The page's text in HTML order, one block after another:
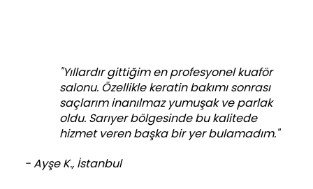
"Yıllardır gittiğim en profesyonel kuaför
salonu. Özellikle keratin bakımı sonrası
saçlarım inanılmaz yumuşak ve parlak
oldu. Sarıyer bölgesinde bu kalitede
hizmet veren başka bir yer bulamadım."
- Ayşe K., İstanbul